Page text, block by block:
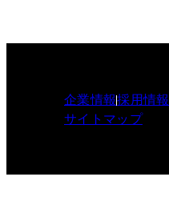
企業情報採用情報
サイトマップ